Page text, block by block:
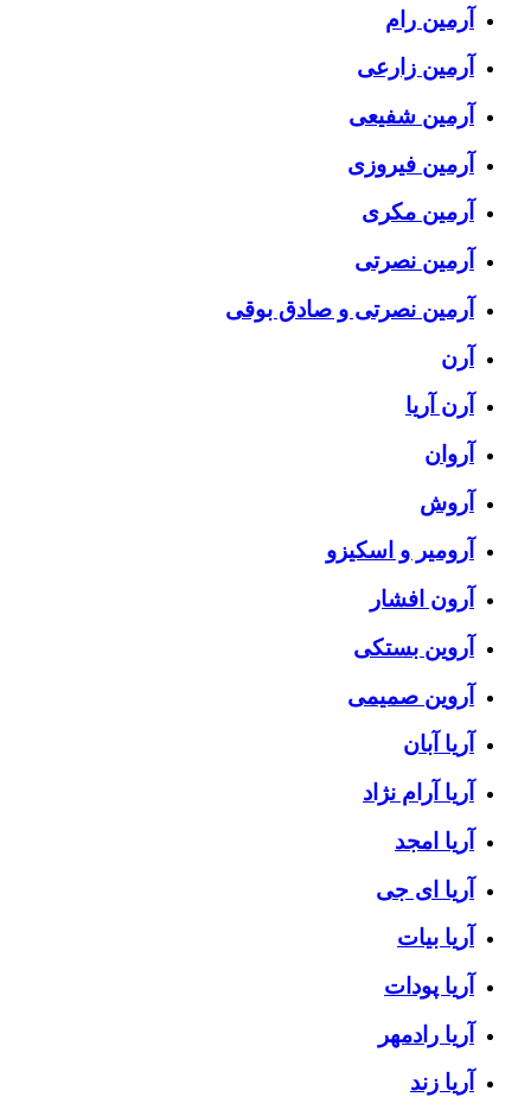
آرمین رام
آرمین زارعی
آرمین شفیعی
آرمین فیروزی
آرمین مکری
آرمین نصرتی
آرمین نصرتی و صادق بوقی
آرن
آرن آریا
آروان
آروش
آرومیر و اسکیزو
آرون افشار
آروین بستکی
آروین صمیمی
آریا آبان
آریا آرام نژاد
آریا امجد
آریا ای جی
آریا بیات
آریا پودات
آریا رادمهر
آریا زند